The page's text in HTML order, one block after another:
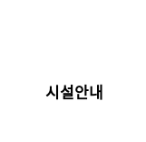
시설안내